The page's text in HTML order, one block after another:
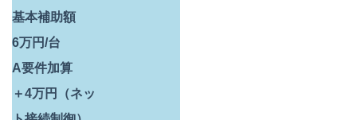
基本補助額
6万円/台
A要件加算
＋4万円（ネッ